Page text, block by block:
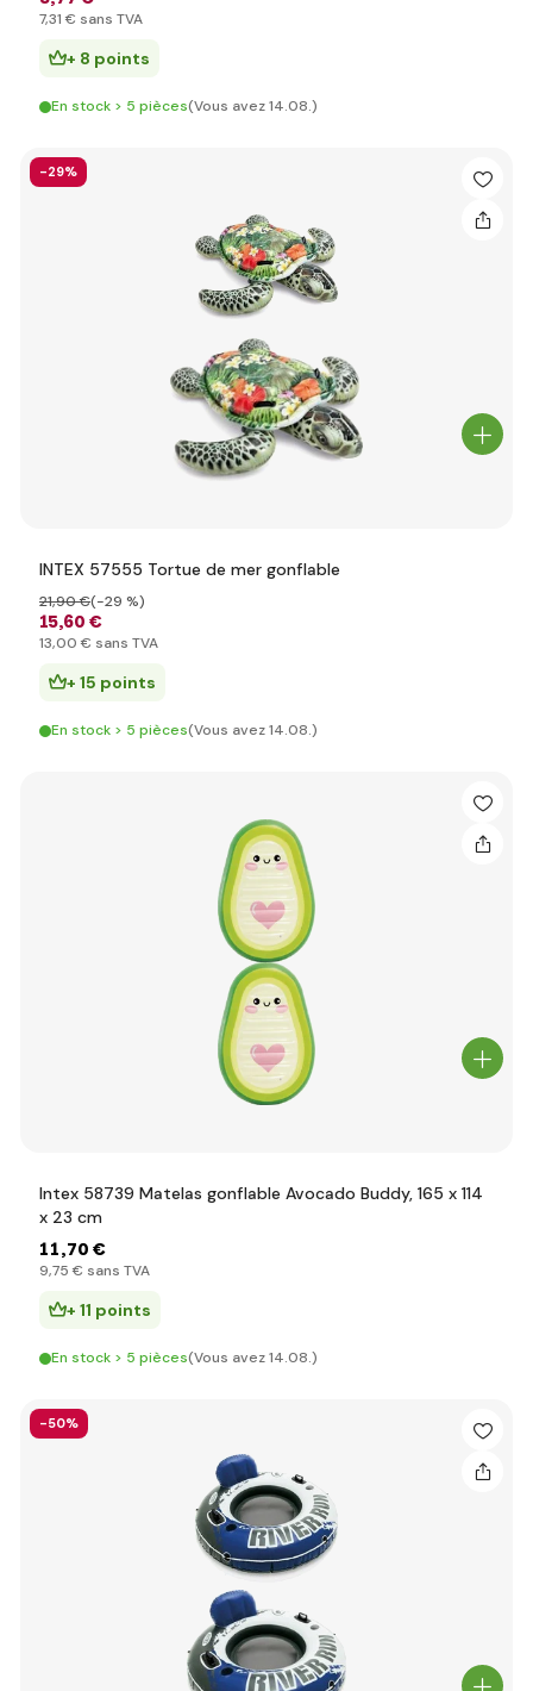
7,31 € sans TVA
+ 8 points
En stock > 5 pièces(Vous avez 14.08.)
-29%
INTEX 57555 Tortue de mer gonflable
15,60 €
21,90 €(-29 %)
13,00 € sans TVA
+ 15 points
En stock > 5 pièces(Vous avez 14.08.)
Intex 58739 Matelas gonflable Avocado Buddy, 165 x 114
x 23 cm
11,70 €
9,75 € sans TVA
+ 11 points
En stock > 5 pièces(Vous avez 14.08.)
-50%